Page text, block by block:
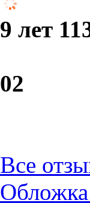
9 лет
02
Все